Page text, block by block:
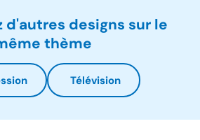
d'autres designs sur le
thème
Télévision